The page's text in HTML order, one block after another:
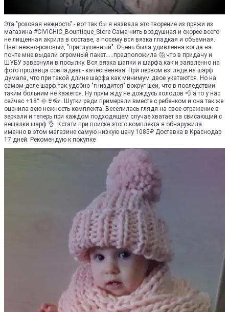
Эта "розовая нежность" - вот так бы я назвала это творение из пряжи из
магазина #CIVICHIC_Bountique_Store Сама нить воздушная и скорее всего
не лищенная акрила в составе, а посему вся вязка гладкая и объемная.
Цвет нежно-розовый, "приглушенный". Очень была удивленна когда на
почте мне выдали огромный пакет.....предположила 🤔 что в придачу и
ШУБУ завернули в посылку. Вся вязка шапки и шарфа как и заявленно на
фото продавца совпадает - качественная. При первом взгляде на шарф
думала, что при такой длине шарфа как минимум двое укатаются. Но на
самом деле шарф так удобно "гниздится" вокруг шеи, что в последствии
таким больним не кажется. Ну прям жду не дождусь холодов 💨 а то у нас
сейчас +18° 🌞👙👓. Шутки ради примеряли вместе с ребенком и она так же
оценила всю нежность комплекта. Веселилась глядя на свое отражение в
зеркали и теперь при каждом подходящем случае хватает за свисающий с
вешалки шарф 👌. Кстати при поиске этого комплекта я обнаружила
именно в этом магазине самую низкую цену 1085₽ Доставка в Краснодар
17 дней. Рекомендую к покупке